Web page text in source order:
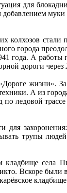
для
города
года. А
дороги через
жизни».
А из
ледовой
трупы
кладбище
Вскоре